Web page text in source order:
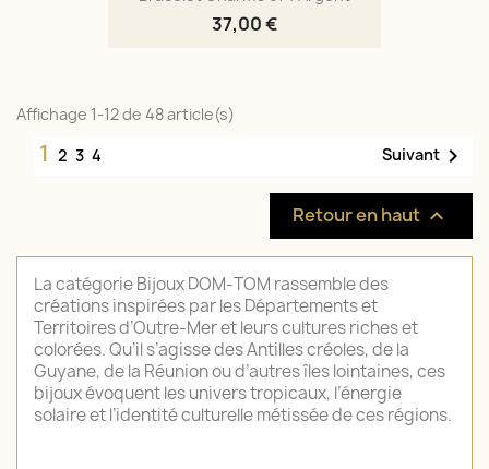
37,00 €
Affichage 1-12 de 48 article(s)
1 2 3 4 Suivant 
Retour en haut 
La catégorie Bijoux DOM‑TOM rassemble des
créations inspirées par les Départements et
Territoires d’Outre‑Mer et leurs cultures riches et
colorées. Qu’il s’agisse des Antilles créoles, de la
Guyane, de la Réunion ou d’autres îles lointaines, ces
bijoux évoquent les univers tropicaux, l’énergie
solaire et l’identité culturelle métissée de ces régions.